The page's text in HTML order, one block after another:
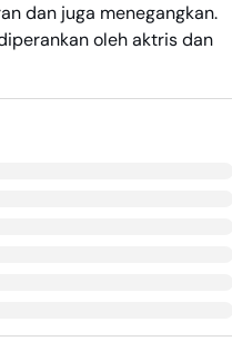
dan juga menegangkan.
oleh aktris dan